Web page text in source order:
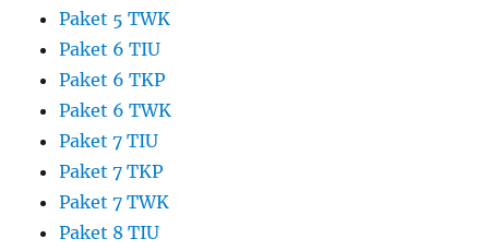
Paket 5 TWK
Paket 6 TIU
Paket 6 TKP
Paket 6 TWK
Paket 7 TIU
Paket 7 TKP
Paket 7 TWK
Paket 8 TIU